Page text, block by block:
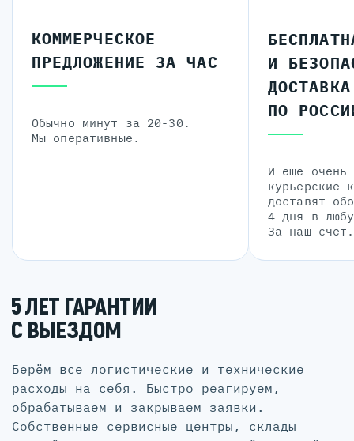
КОММЕРЧЕСКОЕ
ПРЕДЛОЖЕНИЕ ЗА ЧАС
Обычно минут за 20-30.
Мы оперативные.
И
ДОСТАВКА
ПО
И еще очень
курьерские
доставят
4 дня в
За наш счет.
5 ЛЕТ ГАРАНТИИ
С ВЫЕЗДОМ
Берём все логистические и технические
расходы на себя. Быстро реагируем,
обрабатываем и закрываем заявки.
Собственные сервисные центры, склады